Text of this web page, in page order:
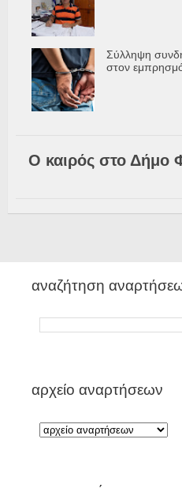
Σύλληψη
στον
Ο καιρός στο Δήμο
αναζήτηση
αρχείο αναρτήσεων